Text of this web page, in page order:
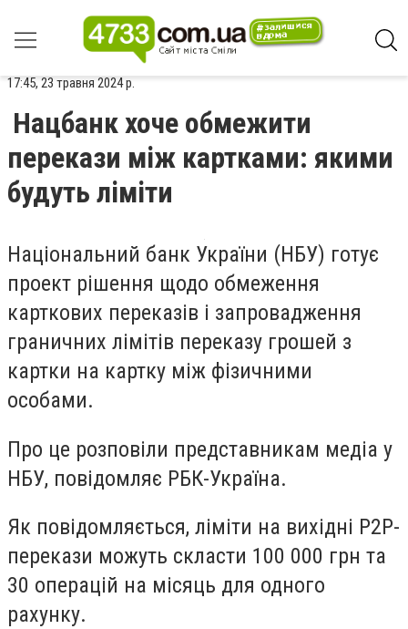
17:45, 23 травня 2024 р.
Нацбанк хоче обмежити
перекази між картками: якими
будуть ліміти
Національний банк України (НБУ) готує
проект рішення щодо обмеження
карткових переказів і запровадження
граничних лімітів переказу грошей з
картки на картку між фізичними
особами.
Про це розповіли представникам медіа у
НБУ, повідомляє РБК-Україна.
Як повідомляється, ліміти на вихідні P2P-
перекази можуть скласти 100 000 грн та
30 операцій на місяць для одного
рахунку.